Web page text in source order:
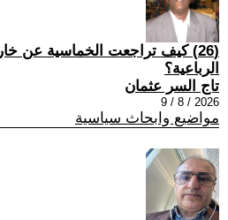
(26) كيف تراجعت الخماسية عن
الرباعية؟
تاج السر عثمان
2026 / 8 / 9
مواضيع وابحاث سياسية